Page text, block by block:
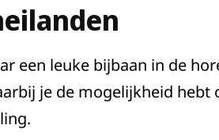
een leuke bijbaan in de
je de mogelijkheid hebt